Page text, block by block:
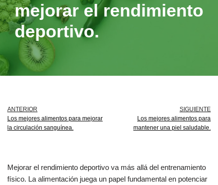
mejorar el rendimiento
deportivo.
ANTERIOR
Los mejores alimentos para mejorar
la circulación sanguínea.
SIGUIENTE
Los mejores alimentos para
mantener una piel saludable.
Mejorar el rendimiento deportivo va más allá del entrenamiento
físico. La alimentación juega un papel fundamental en potenciar